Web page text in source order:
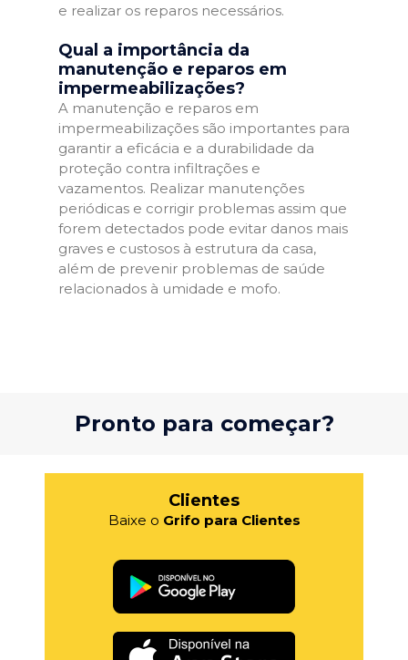
e realizar os reparos necessários.
Qual a importância da
manutenção e reparos em
impermeabilizações?
A manutenção e reparos em
impermeabilizações são importantes para
garantir a eficácia e a durabilidade da
proteção contra infiltrações e
vazamentos. Realizar manutenções
periódicas e corrigir problemas assim que
forem detectados pode evitar danos mais
graves e custosos à estrutura da casa,
além de prevenir problemas de saúde
relacionados à umidade e mofo.
Pronto para começar?
Clientes
Baixe o Grifo para Clientes